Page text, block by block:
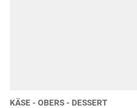
KÄSE - OBERS - DESSERT